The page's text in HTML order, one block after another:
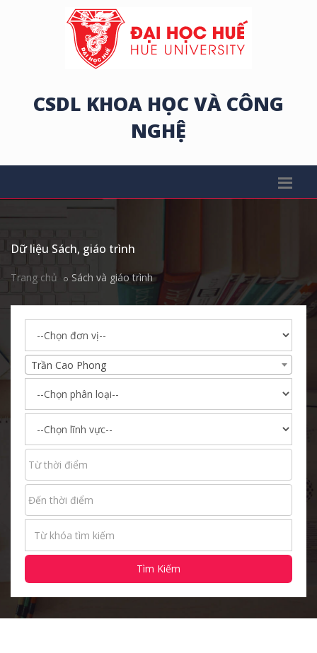
CSDL KHOA HỌC VÀ CÔNG
NGHỆ
Dữ liệu Sách, giáo trình
Trang chủ Sách và giáo trình
Trần Cao Phong
Tìm Kiếm